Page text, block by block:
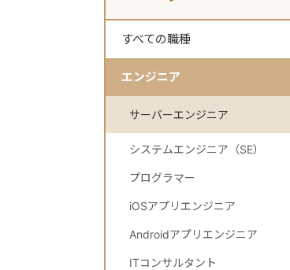
すべての職種
エンジニア
サーバーエンジニア
システムエンジニア（SE）
プログラマー
iOSアプリエンジニア
Androidアプリエンジニア
ITコンサルタント